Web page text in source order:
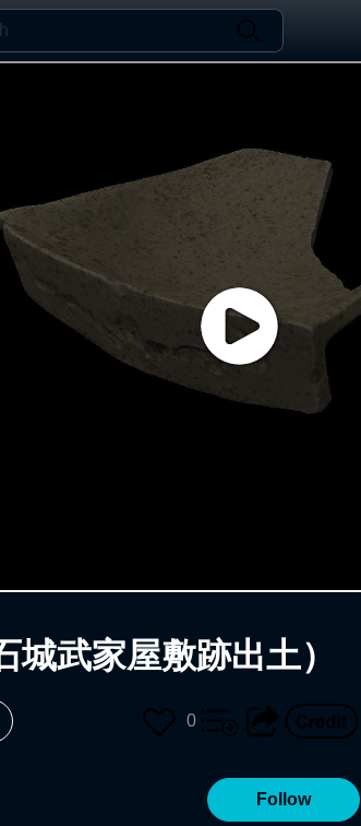
武家屋敷跡出土）
0
Follow